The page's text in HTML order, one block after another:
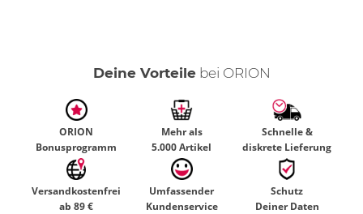
Deine Vorteilebei ORION
ORION
Bonusprogramm
Mehr als
5.000 Artikel
Schnelle &
diskrete Lieferung
Versandkostenfrei
ab 89 €
Umfassender
Kundenservice
Schutz
Deiner Daten